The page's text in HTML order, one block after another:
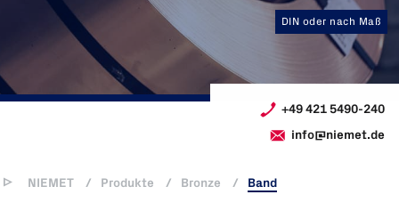
+49 421 5490-240
info@niemet.de
DIN oder nach Maß
NIEMET / Produkte / Bronze / Band